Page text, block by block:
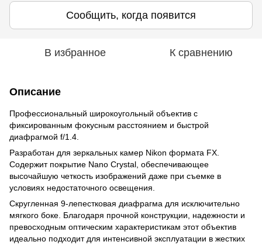
Сообщить, когда появится
В избранное К сравнению
Описание
Профессиональный широкоугольный объектив с
фиксированным фокусным расстоянием и быстрой
диафрагмой f/1.4.
Разработан для зеркальных камер Nikon формата FX.
Содержит покрытие Nano Crystal, обеспечивающее
высочайшую четкость изображений даже при съемке в
условиях недостаточного освещения.
Скругленная 9-лепестковая диафрагма для исключительно
мягкого боке. Благодаря прочной конструкции, надежности и
превосходным оптическим характеристикам этот объектив
идеально подходит для интенсивной эксплуатации в жестких